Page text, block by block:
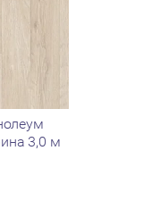
3,0 м